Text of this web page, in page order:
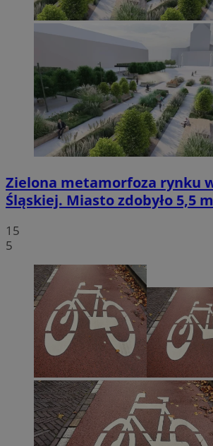
Zielona metamorfoza rynku
Śląskiej. Miasto zdobyło 5,5
15
5